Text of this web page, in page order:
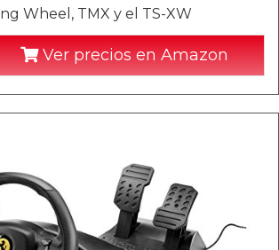
Wheel, TMX y el TS-XW
Ver precios en Amazon